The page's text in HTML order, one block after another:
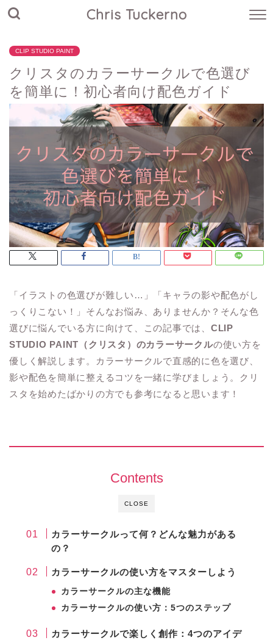
Chris Tuckerno
CLIP STUDIO PAINT
クリスタのカラーサークルで色選び
を簡単に！初心者向け配色ガイド
「イラストの色選びが難しい…」「キャラの影や配色がし
っくりこない！」そんなお悩み、ありませんか？そんな色
選びに悩んでいる方に向けて、この記事では、 CLIP
STUDIO PAINT（クリスタ）のカラーサークルの使い方を
優しく解説します。カラーサークルで直感的に色を選び、
影や配色を簡単に整えるコツを一緒に学びましょう。クリ
スタを始めたばかりの方でも参考になると思います！
CLOSE
Contents
カラーサークルって何？どんな魅力がある
の？
カラーサークルの使い方をマスターしよう
カラーサークルの主な機能
カラーサークルの使い方：5つのステップ
カラーサークルで楽しく創作：4つのアイデ